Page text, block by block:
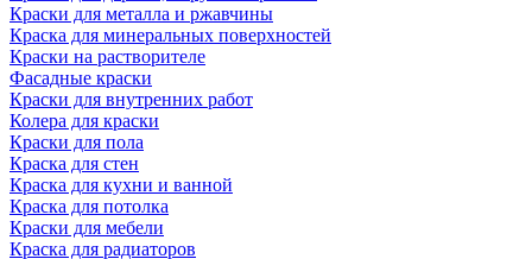
Краски для металла и ржавчины
Краска для минеральных поверхностей
Краски на растворителе
Фасадные краски
Краски для внутренних работ
Колера для краски
Краски для пола
Краска для стен
Краска для кухни и ванной
Краска для потолка
Краски для мебели
Краска для радиаторов